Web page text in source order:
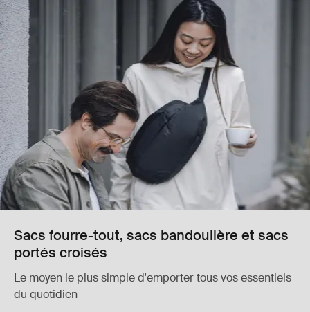
Sacs fourre-tout, sacs bandoulière et sacs
portés croisés
Le moyen le plus simple d'emporter tous vos essentiels
du quotidien